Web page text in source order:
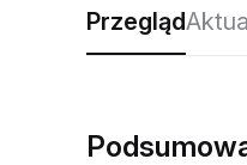
Przegląd